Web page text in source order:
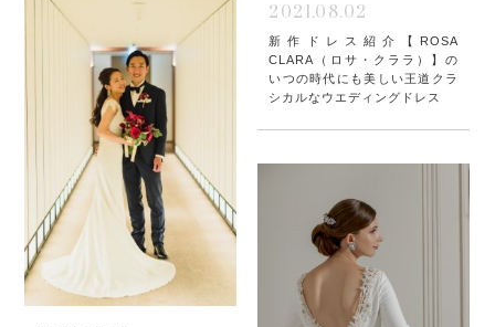
2021.08.02
新作ドレス紹介【ROSA
CLARA（ロサ・クララ）】の
いつの時代にも美しい王道クラ
シカルなウエディングドレス